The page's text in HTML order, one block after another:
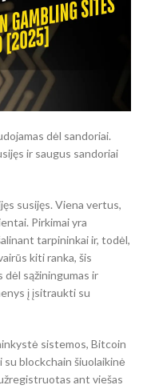
dėl sandoriai.
ir saugus sandoriai
susijęs. Viena vertus,
Pirkimai yra
tarpininkai ir, todėl,
kiti ranka, šis
dėl sąžiningumas ir
į įsitraukti su
sistemos, Bitcoin
su blockchain šiuolaikinė
ant viešas